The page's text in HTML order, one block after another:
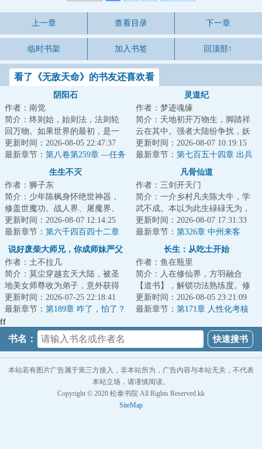
上一章 查看目录 下一章
临时书架 加入书签 回顶部↑
看了《无敌天命》的书友还喜欢看
阴阳石
作者：南觉
简介：终则始，始则法，法则轮
回万物。如果世界的最初，是一
道法则，那么新生的、淘汰的，
都将卷入轮回的...
更新时间：2026-08-05 22:47:37
最新章节： 第八卷第259章 —任务
完成小鬼，再见了
灵道纪
作者：梦迹魂缘
简介：天地初开万物生，脚踏祥
云在其中。强者大陆纷争扰，妖
魔鬼神比神通。血染三界争第
一，隐世仙人悲众...
更新时间：2026-08-07 10:19:15
最新章节： 第七百五十四章 出兵
生生不灭
作者：狮子东
简介：少年陈枫身怀绝世神器，
修盖世魔功。战人界、屠魔界、
挑仙界、冲神界。打遍诸世界，
杀出冲天血路，...
更新时间：2026-08-07 12:14:25
最新章节： 第六千四百四十二章
追击和失败
凡骨仙道
作者：三剑开天门
简介：一介乡村凡夫陈大牛，学
武不成。本以为此生碌碌无为，
索性回归山野想做个老农，却阴
差阳错踏入仙门...
更新时间：2026-08-07 17:31:33
最新章节： 第326章 中州来客
说好废柴大师兄，你成师妹严父
了？
作者：土不拉几
简介：莫尘穿越玄天大陆，被圣
地美女师尊收为弟子，意外获得
了神女异闻录。&lt;br/&gt;只要收
录美女，就...
更新时间：2026-07-25 22:18:41
最新章节： 第189章 咋了，怕了？
长生：从吃土开始
作者：鱼在瓶里
简介：人在修仙界，方羽融合
【道书】，解锁功法熟练度。修
仙第一天，谨小慎微，努力吃土
当牛马。修仙第二...
更新时间：2026-08-05 23:21:09
最新章节： 第171章 人性化考核
ff
书名：
本站若有图片广告属于第三方接入，非本站所为，广告内容与本站无关，不代表
本站立场，请谨慎阅读。
Copyright © 2020 松泰书院 All Rights Reserved.kk
SiteMap